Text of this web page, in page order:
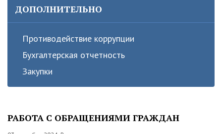
ДОПОЛНИТЕЛЬНО
Противодействие коррупции
Бухгалтерская отчетность
Закупки
РАБОТА С ОБРАЩЕНИЯМИ ГРАЖДАН